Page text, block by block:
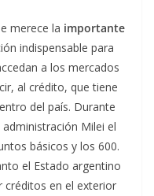
merece la importante
indispensable para
a los mercados
al crédito, que tiene
del país. Durante
Milei el
básicos y los 600.
el Estado argentino
créditos en el exterior